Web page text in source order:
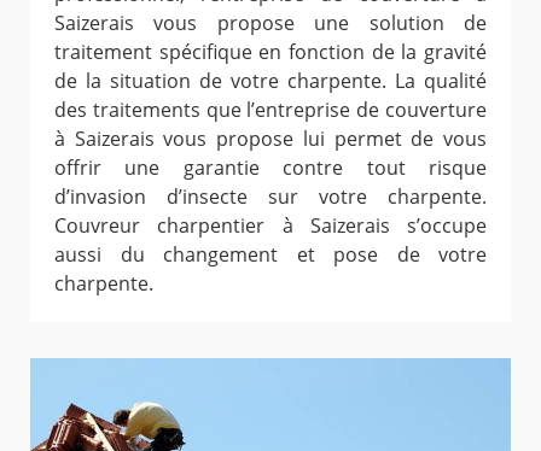
Saizerais vous propose une solution de
traitement spécifique en fonction de la gravité
de la situation de votre charpente. La qualité
des traitements que l’entreprise de couverture
à Saizerais vous propose lui permet de vous
offrir une garantie contre tout risque
d’invasion d’insecte sur votre charpente.
Couvreur charpentier à Saizerais s’occupe
aussi du changement et pose de votre
charpente.